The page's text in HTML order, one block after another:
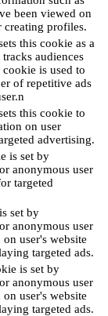
been viewed on
creating profiles.
this cookie as a
audiences
is used to
of repetitive ads
this cookie to
on user
advertising.
is set by
anonymous user
targeted
set by
anonymous user
user's website
targeted ads.
is set by
anonymous user
user's website
targeted ads.